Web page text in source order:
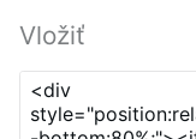
Vložiť